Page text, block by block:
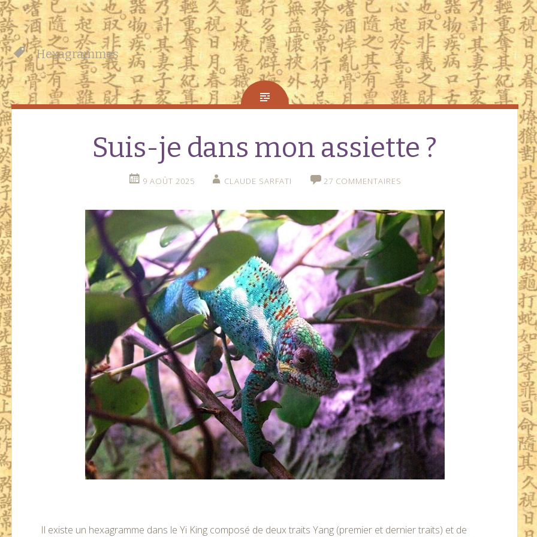
Hexagrammes
Suis-je dans mon assiette ?
9 AOÛT 2025 CLAUDE SARFATI 27 COMMENTAIRES
Il existe un hexagramme dans le Yi King composé de deux traits Yang (premier et dernier traits) et de